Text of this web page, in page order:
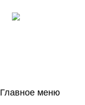
Главное меню